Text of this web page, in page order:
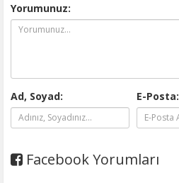
Yorumunuz:
Ad, Soyad: E-Posta:
Facebook Yorumları